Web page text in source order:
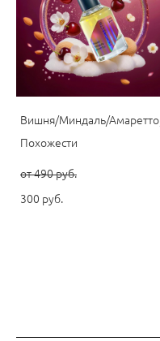
Вишня/Миндаль/Амаретто,
Похожести
от 490 pуб.
300 pуб.